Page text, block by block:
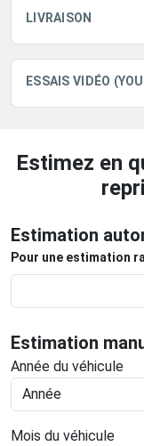
LIVRAISON
ESSAIS VIDÉO
Estimez en
Estimation
Pour une estimation
Estimation
Année du véhicule
Mois du véhicule